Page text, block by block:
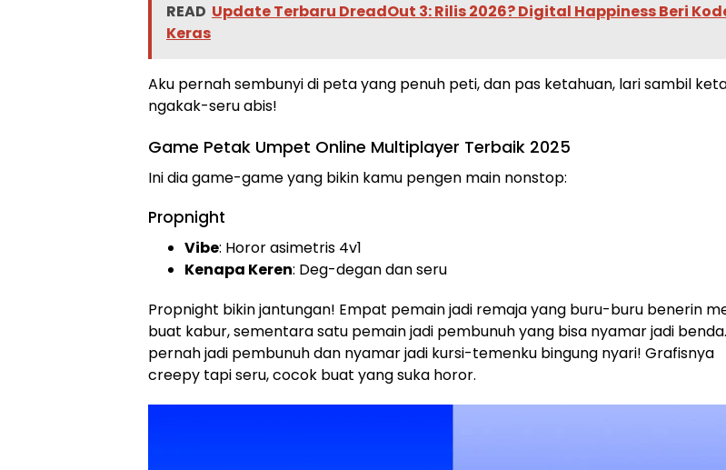
READ Update Terbaru DreadOut 3: Rilis 2026? Digital Happiness Beri
Keras
Aku pernah sembunyi di peta yang penuh peti, dan pas ketahuan, lari sambil
ngakak-seru abis!
Game Petak Umpet Online Multiplayer Terbaik 2025
Ini dia game-game yang bikin kamu pengen main nonstop:
Propnight
Vibe: Horor asimetris 4v1
Kenapa Keren: Deg-degan dan seru
Propnight bikin jantungan! Empat pemain jadi remaja yang buru-buru benerin
buat kabur, sementara satu pemain jadi pembunuh yang bisa nyamar jadi
pernah jadi pembunuh dan nyamar jadi kursi-temenku bingung nyari! Grafisnya
creepy tapi seru, cocok buat yang suka horor.